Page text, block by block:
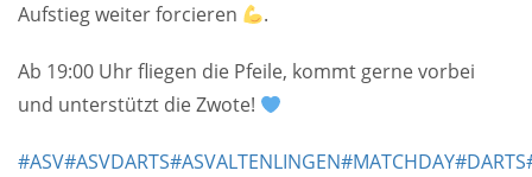
Aufstieg weiter forcieren
.
Ab 19:00 Uhr fliegen die Pfeile, kommt gerne vorbei
und unterstützt die Zwote!
#ASV#ASVDARTS#ASVALTENLINGEN#MATCHDAY#DARTS